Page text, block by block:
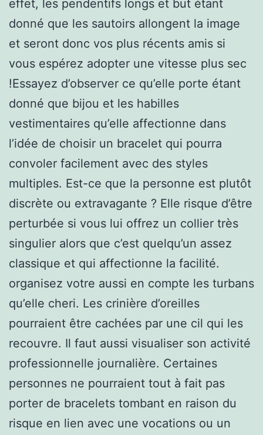
effet, les pendentifs longs et but étant
donné que les sautoirs allongent la image
et seront donc vos plus récents amis si
vous espérez adopter une vitesse plus sec
!Essayez d’observer ce qu’elle porte étant
donné que bijou et les habilles
vestimentaires qu’elle affectionne dans
l’idée de choisir un bracelet qui pourra
convoler facilement avec des styles
multiples. Est-ce que la personne est plutôt
discrète ou extravagante ? Elle risque d’être
perturbée si vous lui offrez un collier très
singulier alors que c’est quelqu’un assez
classique et qui affectionne la facilité.
organisez votre aussi en compte les turbans
qu’elle cheri. Les crinière d’oreilles
pourraient être cachées par une cil qui les
recouvre. Il faut aussi visualiser son activité
professionnelle journalière. Certaines
personnes ne pourraient tout à fait pas
porter de bracelets tombant en raison du
risque en lien avec une vocations ou un